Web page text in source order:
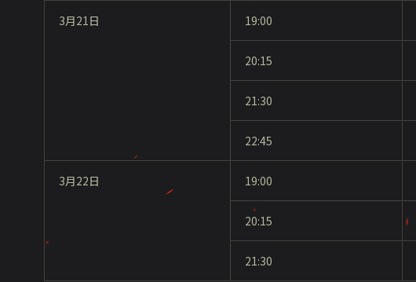
3月21日 19:00
20:15
21:30
22:45
3月22日 19:00
20:15
21:30